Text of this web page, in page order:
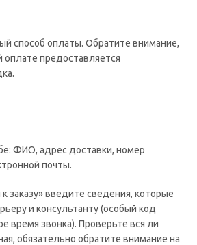
способ оплаты. Обратите внимание,
предоставляется
ФИО, адрес доставки, номер
почты.
заказу» введите сведения, которые
и консультанту (особый код
время звонка). Проверьте вся ли
обязательно обратите внимание на